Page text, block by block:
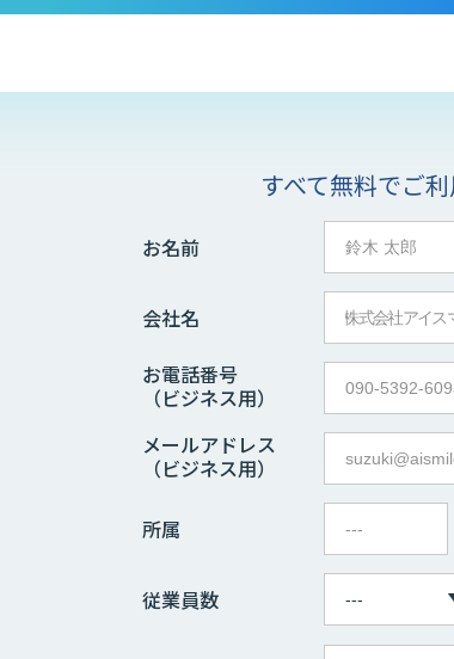
すべて無料でご利
お名前
会社名
お電話番号
（ビジネス用）
メールアドレス
（ビジネス用）
所属
従業員数